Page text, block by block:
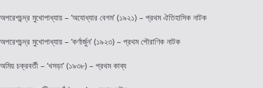
অপরেশচন্দ্র মুখোপাধ্যায় – ‘অযোধ্যার বেগম’ (১৯২১) – প্রথম ঐতিহাসিক নাটক
অপরেশচন্দ্র মুখোপাধ্যায় – ‘কর্ণার্জুন’ (১৯২৩) – প্রথম পৌরাণিক নাটক
অমিয় চক্রবর্তী – ‘খসড়া’ (১৯৩৮) – প্রথম কাব্য